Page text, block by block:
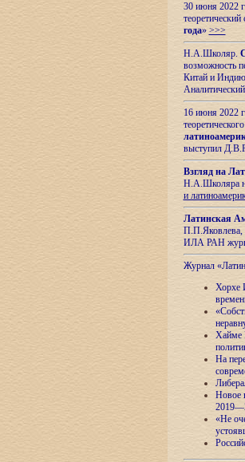
30 июня 2022
года» >>>
Н.А.Школяр.
возможность
Китай и
16 июня 2022
выступил
Взгляд на
Н.А.Школяра
и
Латинская
П.П.Яковлева,
ИЛА РАН
Журнал
Хорхе
Хайме
На
Новое
«Не